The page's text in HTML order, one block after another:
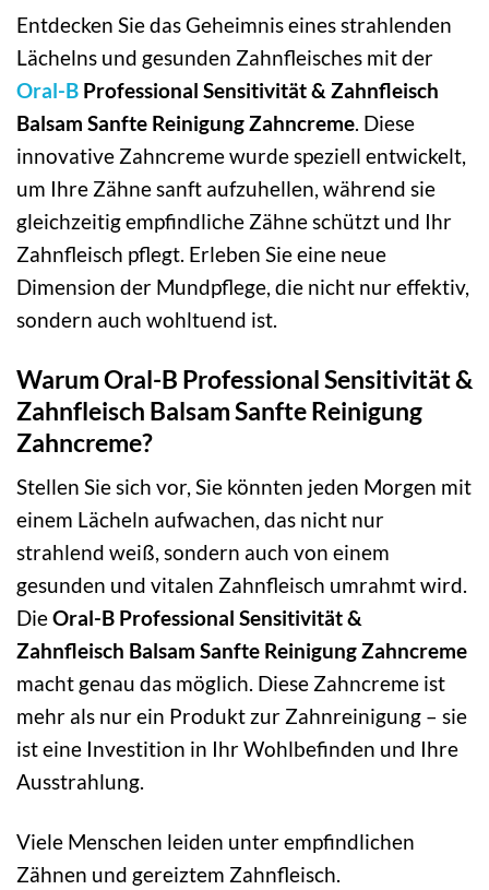
Entdecken Sie das Geheimnis eines strahlenden
Lächelns und gesunden Zahnfleisches mit der
Oral-B Professional Sensitivität & Zahnfleisch
Balsam Sanfte Reinigung Zahncreme . Diese
innovative Zahncreme wurde speziell entwickelt,
um Ihre Zähne sanft aufzuhellen, während sie
gleichzeitig empfindliche Zähne schützt und Ihr
Zahnfleisch pflegt. Erleben Sie eine neue
Dimension der Mundpflege, die nicht nur effektiv,
sondern auch wohltuend ist.
Warum Oral-B Professional Sensitivität &
Zahnfleisch Balsam Sanfte Reinigung
Zahncreme?
Stellen Sie sich vor, Sie könnten jeden Morgen mit
einem Lächeln aufwachen, das nicht nur
strahlend weiß, sondern auch von einem
gesunden und vitalen Zahnfleisch umrahmt wird.
DieOral-B Professional Sensitivität &
Zahnfleisch Balsam Sanfte Reinigung Zahncreme
macht genau das möglich. Diese Zahncreme ist
mehr als nur ein Produkt zur Zahnreinigung – sie
ist eine Investition in Ihr Wohlbefinden und Ihre
Ausstrahlung.
Viele Menschen leiden unter empfindlichen
Zähnen und gereiztem Zahnfleisch.